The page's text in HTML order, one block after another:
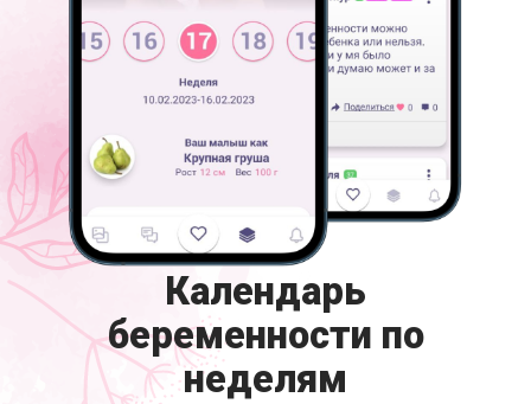
Календарь
беременности по
неделям